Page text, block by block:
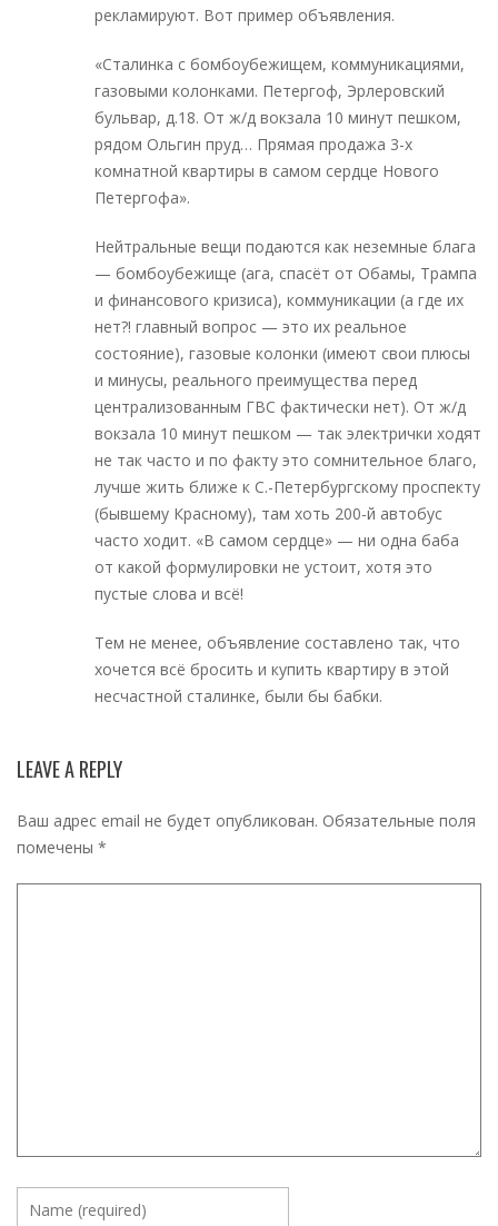
рекламируют. Вот пример объявления.
«Сталинка с бомбоубежищем, коммуникациями,
газовыми колонками. Петергоф, Эрлеровский
бульвар, д.18. От ж/д вокзала 10 минут пешком,
рядом Ольгин пруд… Прямая продажа 3-х
комнатной квартиры в самом сердце Нового
Петергофа».
Нейтральные вещи подаются как неземные блага
— бомбоубежище (ага, спасёт от Обамы, Трампа
и финансового кризиса), коммуникации (а где их
нет?! главный вопрос — это их реальное
состояние), газовые колонки (имеют свои плюсы
и минусы, реального преимущества перед
централизованным ГВС фактически нет). От ж/д
вокзала 10 минут пешком — так электрички ходят
не так часто и по факту это сомнительное благо,
лучше жить ближе к С.-Петербургскому проспекту
(бывшему Красному), там хоть 200-й автобус
часто ходит. «В самом сердце» — ни одна баба
от какой формулировки не устоит, хотя это
пустые слова и всё!
Тем не менее, объявление составлено так, что
хочется всё бросить и купить квартиру в этой
несчастной сталинке, были бы бабки.
LEAVE A REPLY
Ваш адрес email не будет опубликован. Обязательные поля
помечены *